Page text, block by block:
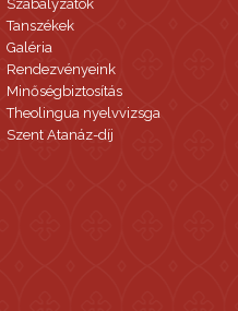
Szabályzatok
Tanszékek
Galéria
Rendezvényeink
Minőségbiztosítás
Theolingua nyelvvizsga
Szent Atanáz-díj